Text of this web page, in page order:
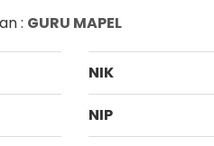
: GURU MAPEL
NIK
NIP